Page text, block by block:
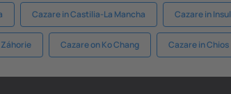
Cazare in Castilia-La Mancha Cazare in
Cazare on Ko Chang Cazare in Chios